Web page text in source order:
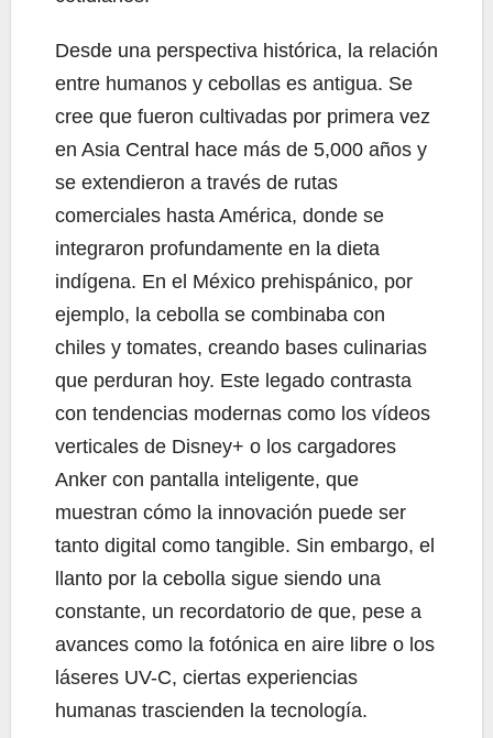
Desde una perspectiva histórica, la relación
entre humanos y cebollas es antigua. Se
cree que fueron cultivadas por primera vez
en Asia Central hace más de 5,000 años y
se extendieron a través de rutas
comerciales hasta América, donde se
integraron profundamente en la dieta
indígena. En el México prehispánico, por
ejemplo, la cebolla se combinaba con
chiles y tomates, creando bases culinarias
que perduran hoy. Este legado contrasta
con tendencias modernas como los vídeos
verticales de Disney+ o los cargadores
Anker con pantalla inteligente, que
muestran cómo la innovación puede ser
tanto digital como tangible. Sin embargo, el
llanto por la cebolla sigue siendo una
constante, un recordatorio de que, pese a
avances como la fotónica en aire libre o los
láseres UV-C, ciertas experiencias
humanas trascienden la tecnología.